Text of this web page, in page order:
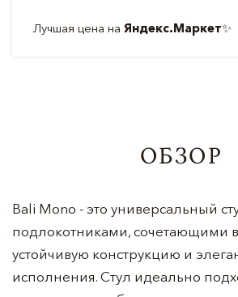
Лучшая цена на Яндекс.Маркет✨
ОБЗОР
Bali Mono - это универсальный
подлокотниками, сочетающими
устойчивую конструкцию и
исполнения. Стул идеально